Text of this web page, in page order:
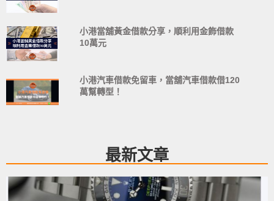
小港當舖黃金借款分享，順利用金飾借款
10萬元
小港汽車借款免留車，當舖汽車借款借120
萬幫轉型！
最新文章